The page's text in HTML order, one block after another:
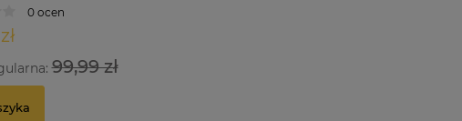
0 ocen
99,99 zł